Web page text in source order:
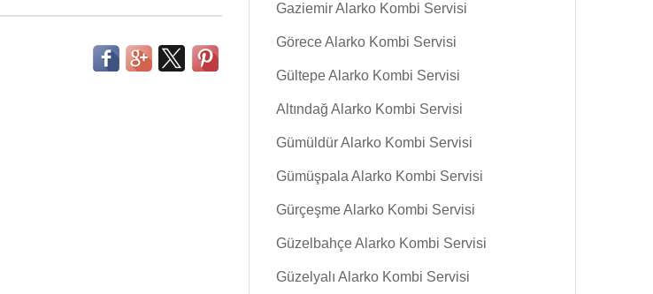
Gaziemir Alarko Kombi Servisi
Görece Alarko Kombi Servisi
Gültepe Alarko Kombi Servisi
Altındağ Alarko Kombi Servisi
Gümüldür Alarko Kombi Servisi
Gümüşpala Alarko Kombi Servisi
Gürçeşme Alarko Kombi Servisi
Güzelbahçe Alarko Kombi Servisi
Güzelyalı Alarko Kombi Servisi